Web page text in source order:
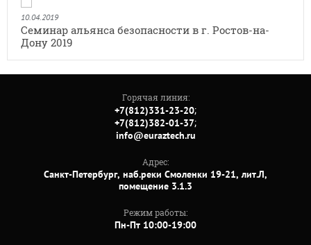
10.04.2019
Семинар альянса безопасности в г. Ростов-на-
Дону 2019
Горячая линия:
+7(812)331-23-20;
+7(812)382-01-37;
info@euraztech.ru
Адрес:
Санкт-Петербург, наб.реки Смоленки 19-21, лит.Л,
помещение 3.1.3
Режим работы:
Пн-Пт 10:00-19:00